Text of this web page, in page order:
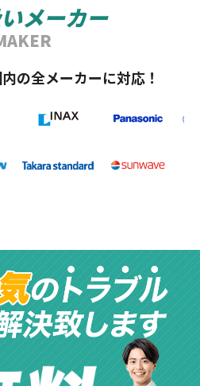
メーカー
の全メーカーに対応！